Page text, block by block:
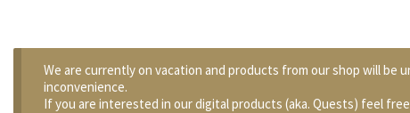
We are currently on vacation and products from our shop will be
inconvenience.
If you are interested in our digital products (aka. Quests) feel